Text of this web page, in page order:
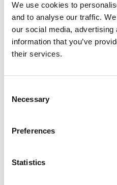
We use cookies to
and to analyse our traffic.
our social media,
information that you’ve
their services.
Necessary
Preferences
Statistics
6
levendefødte i
Se statistikk over